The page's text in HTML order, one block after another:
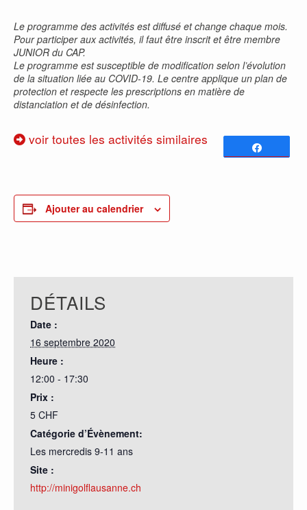
Le programme des activités est diffusé et change chaque mois.
Pour participer aux activités, il faut être inscrit et être membre
JUNIOR du CAP.
Le programme est susceptible de modification selon l’évolution
de la situation liée au COVID-19. Le centre applique un plan de
protection et respecte les prescriptions en matière de
distanciation et de désinfection.
voir toutes les activités similaires
Ajouter au calendrier
DÉTAILS
Date :
16 septembre 2020
Heure :
12:00 - 17:30
Prix :
5 CHF
Catégorie d’Évènement:
Les mercredis 9-11 ans
Site :
http://minigolflausanne.ch